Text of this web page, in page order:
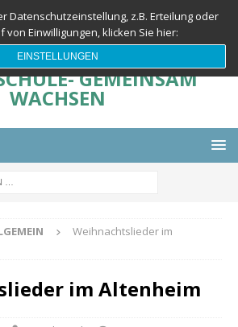
GEMEINSAM
WACHSEN
Weihnachtslieder im
im Altenheim
Datenschutzeinstellung, z.B. Erteilung oder
von Einwilligungen, klicken Sie hier:
EINSTELLUNGEN